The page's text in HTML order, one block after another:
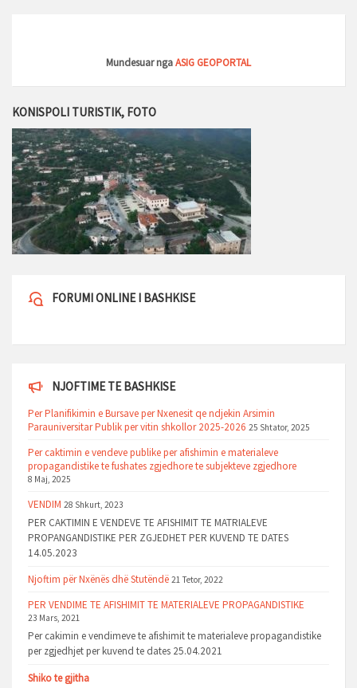
Mundesuar ngaASIG GEOPORTAL
KONISPOLI TURISTIK, FOTO
FORUMI ONLINE I BASHKISE
NJOFTIME TE BASHKISE
Per Planifikimin e Bursave per Nxenesit qe ndjekin Arsimin
Parauniversitar Publik per vitin shkollor 2025-2026 25 Shtator, 2025
Per caktimin e vendeve publike per afishimin e materialeve
propagandistike te fushates zgjedhore te subjekteve zgjedhore
8 Maj, 2025
VENDIM 28 Shkurt, 2023
PER CAKTIMIN E VENDEVE TE AFISHIMIT TE MATRIALEVE
PROPANGANDISTIKE PER ZGJEDHET PER KUVEND TE DATES
14.05.2023
Njoftim për Nxënës dhë Stutëndë 21 Tetor, 2022
PER VENDIME TE AFISHIMIT TE MATERIALEVE PROPAGANDISTIKE
23 Mars, 2021
Per cakimin e vendimeve te afishimit te materialeve propagandistike
per zgjedhjet per kuvend te dates 25.04.2021
Shiko te gjitha